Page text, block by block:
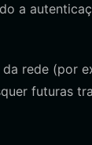
a
rede (por
futuras